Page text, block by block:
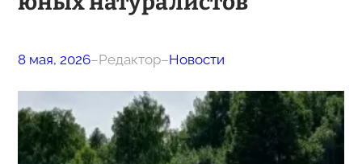
8 мая, 2026–Редактор–Новости